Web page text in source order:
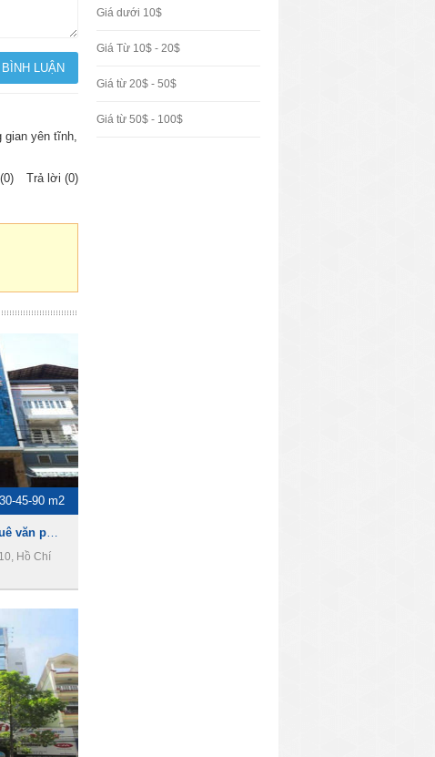
yên tĩnh,
Trả lời (0)
30-45-90 m2
Hồ Chí
Giá dưới 10$
Giá Từ 10$ - 20$
Giá từ 20$ - 50$
Giá từ 50$ - 100$